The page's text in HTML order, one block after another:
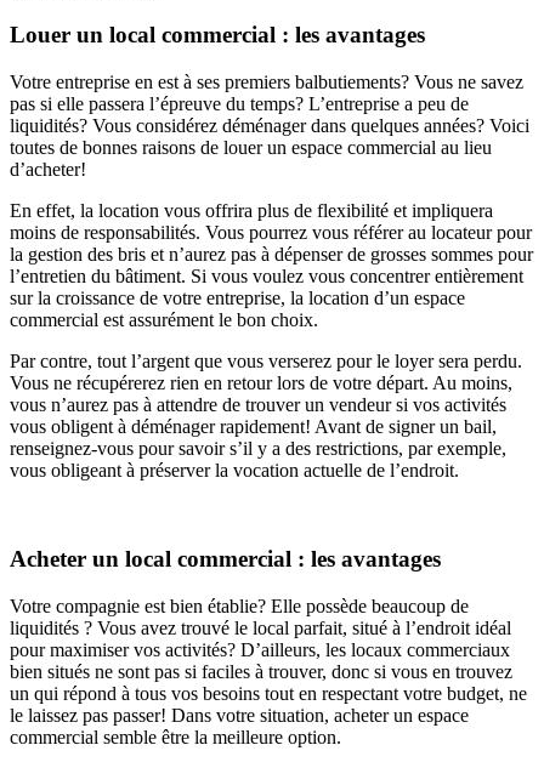
Louer un local commercial : les avantages
Votre entreprise en est à ses premiers balbutiements? Vous ne savez
pas si elle passera l’épreuve du temps? L’entreprise a peu de
liquidités? Vous considérez déménager dans quelques années? Voici
toutes de bonnes raisons de louer un espace commercial au lieu
d’acheter!
En effet, la location vous offrira plus de flexibilité et impliquera
moins de responsabilités. Vous pourrez vous référer au locateur pour
la gestion des bris et n’aurez pas à dépenser de grosses sommes pour
l’entretien du bâtiment. Si vous voulez vous concentrer entièrement
sur la croissance de votre entreprise, la location d’un espace
commercial est assurément le bon choix.
Par contre, tout l’argent que vous verserez pour le loyer sera perdu.
Vous ne récupérerez rien en retour lors de votre départ. Au moins,
vous n’aurez pas à attendre de trouver un vendeur si vos activités
vous obligent à déménager rapidement! Avant de signer un bail,
renseignez-vous pour savoir s’il y a des restrictions, par exemple,
vous obligeant à préserver la vocation actuelle de l’endroit.
Acheter un local commercial : les avantages
Votre compagnie est bien établie? Elle possède beaucoup de
liquidités ? Vous avez trouvé le local parfait, situé à l’endroit idéal
pour maximiser vos activités? D’ailleurs, les locaux commerciaux
bien situés ne sont pas si faciles à trouver, donc si vous en trouvez
un qui répond à tous vos besoins tout en respectant votre budget, ne
le laissez pas passer! Dans votre situation, acheter un espace
commercial semble être la meilleure option.